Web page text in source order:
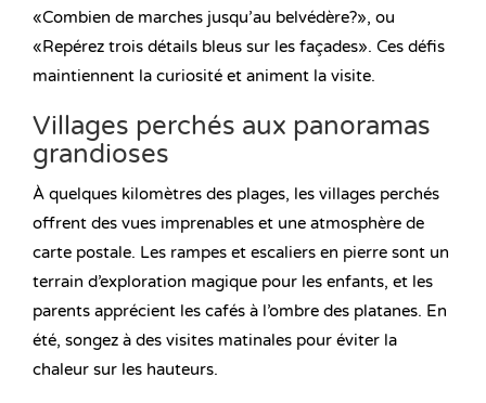
«Combien de marches jusqu’au belvédère?», ou
«Repérez trois détails bleus sur les façades». Ces défis
maintiennent la curiosité et animent la visite.
Villages perchés aux panoramas
grandioses
À quelques kilomètres des plages, les villages perchés
offrent des vues imprenables et une atmosphère de
carte postale. Les rampes et escaliers en pierre sont un
terrain d’exploration magique pour les enfants, et les
parents apprécient les cafés à l’ombre des platanes. En
été, songez à des visites matinales pour éviter la
chaleur sur les hauteurs.